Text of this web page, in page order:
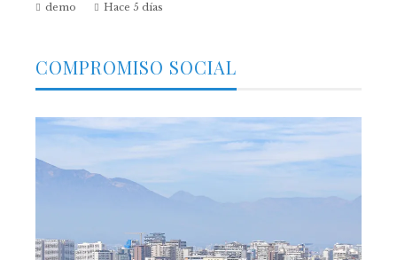
demo Hace 5 días
COMPROMISO SOCIAL